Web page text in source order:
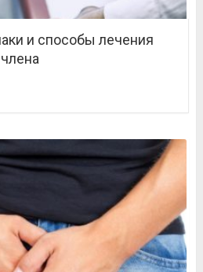
и способы лечения